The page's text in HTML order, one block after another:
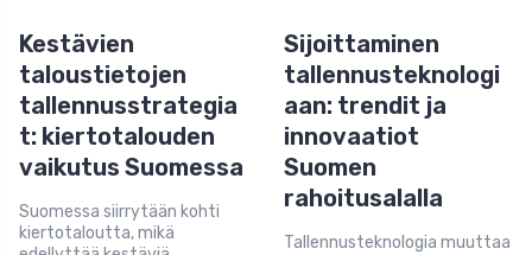
Kestävien
taloustietojen
tallennusstrategia
t: kiertotalouden
vaikutus Suomessa
Suomessa siirrytään kohti
kiertotaloutta, mikä
Sijoittaminen
tallennusteknologi
aan: trendit ja
innovaatiot
Suomen
rahoitusalalla
Tallennusteknologia muuttaa